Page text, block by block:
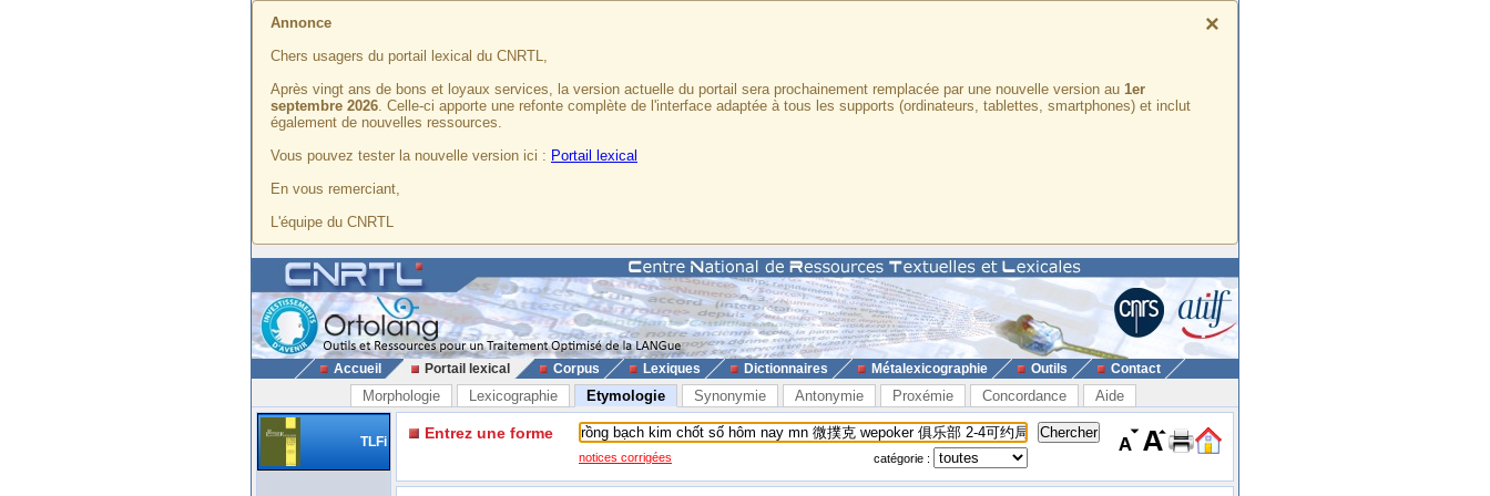
×
Annonce
Chers usagers du portail lexical du CNRTL,
Après vingt ans de bons et loyaux services, la version actuelle du portail sera prochainement remplacée par une nouvelle version au 1er
septembre 2026. Celle-ci apporte une refonte complète de l'interface adaptée à tous les supports (ordinateurs, tablettes, smartphones) et inclut
également de nouvelles ressources.
Vous pouvez tester la nouvelle version ici : Portail lexical
En vous remerciant,
L'équipe du CNRTL
Accueil Portail lexical Corpus Lexiques Dictionnaires Métalexicographie Outils Contact
Morphologie Lexicographie Etymologie Synonymie Antonymie Proxémie Concordance Aide
TLFi Entrez une forme
notices corrigées catégorie :